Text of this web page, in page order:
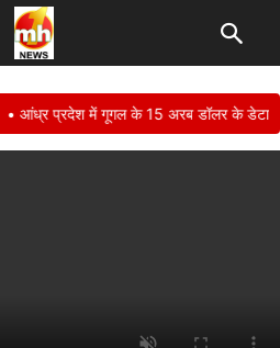
• आंध्र प्रदेश में गूगल के 15 अरब डॉलर के डेटा